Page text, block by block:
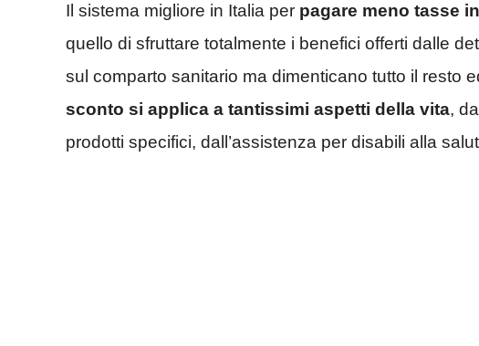
Il sistema migliore in Italia per pagare meno tasse
quello di sfruttare totalmente i benefici offerti dalle
sul comparto sanitario ma dimenticano tutto il resto
sconto si applica a tantissimi aspetti della vita,
prodotti specifici, dall’assistenza per disabili alla